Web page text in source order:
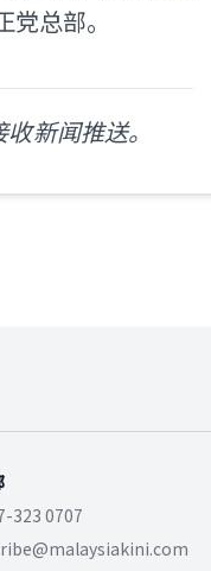
总部。
新闻推送。
323 0707